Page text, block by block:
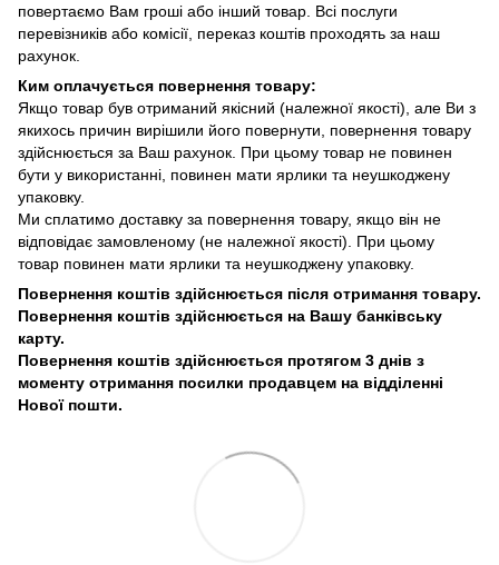
повертаємо Вам гроші або інший товар. Всі послуги
перевізників або комісії, переказ коштів проходять за наш
рахунок.
Ким оплачується повернення товару:
Якщо товар був отриманий якісний (належної якості), але Ви з
якихось причин вирішили його повернути, повернення товару
здійснюється за Ваш рахунок. При цьому товар не повинен
бути у використанні, повинен мати ярлики та неушкоджену
упаковку.
Ми сплатимо доставку за повернення товару, якщо він не
відповідає замовленому (не належної якості). При цьому
товар повинен мати ярлики та неушкоджену упаковку.
Повернення коштів здійснюється після отримання товару.
Повернення коштів здійснюється на Вашу банківську
карту.
Повернення коштів здійснюється протягом 3 днів з
моменту отримання посилки продавцем на відділенні
Нової пошти.